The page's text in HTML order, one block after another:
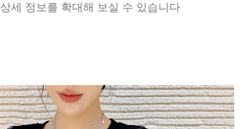
상세 정보를 확대해 보실 수 있습니다